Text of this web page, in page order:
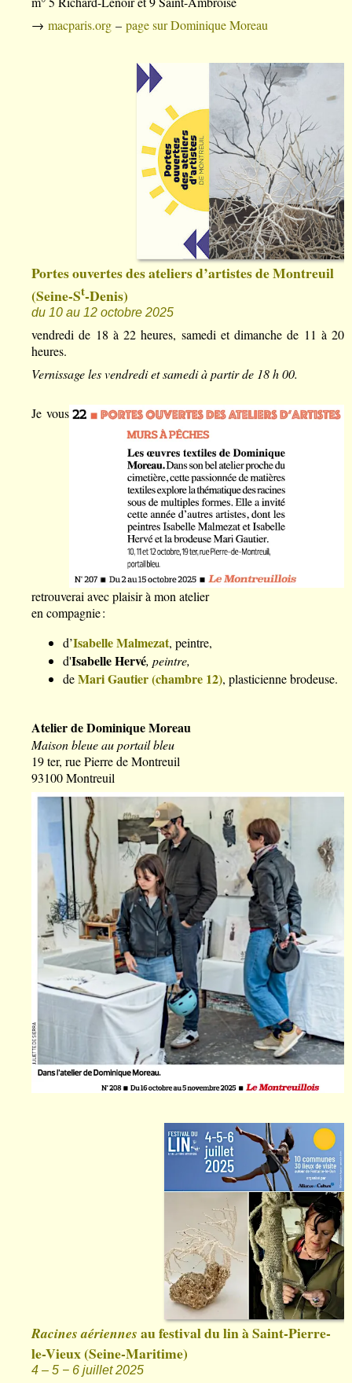
→ macparis.org – page sur Dominique Moreau
Portes ouvertes des ateliers d’artistes de Montreuil
(Seine-St-Denis)
du 10 au 12 octobre 2025
vendredi de 18 à 22 heures, samedi et dimanche de 11 à 20
heures.
Vernissage les vendredi et samedi à partir de 18 h 00.
Je vous
retrouverai avec plaisir à mon atelier
en compagnie :
d’Isabelle Malmezat, peintre,
d'Isabelle Hervé, peintre,
deMari Gautier (chambre 12), plasticienne brodeuse.
Atelier de Dominique Moreau
Maison bleue au portail bleu
19 ter, rue Pierre de Montreuil
93100 Montreuil
Racines aériennes au festival du lin à Saint-Pierre-
le-Vieux (Seine-Maritime)
4 – 5 − 6 juillet 2025